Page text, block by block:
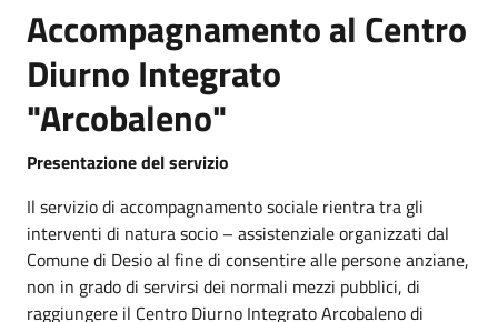
Accompagnamento al Centro
Diurno Integrato
"Arcobaleno"
Presentazione del servizio
Il servizio di accompagnamento sociale rientra tra gli
interventi di natura socio – assistenziale organizzati dal
Comune di Desio al fine di consentire alle persone anziane,
non in grado di servirsi dei normali mezzi pubblici, di
raggiungere il Centro Diurno Integrato Arcobaleno di